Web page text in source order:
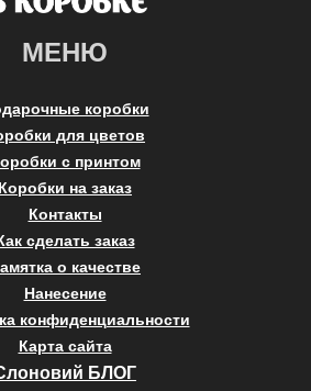
МЕНЮ
коробки
для цветов
с принтом
Коробки на заказ
Контакты
сделать заказ
о качестве
Нанесение
конфиденциальности
Карта сайта
БЛОГ